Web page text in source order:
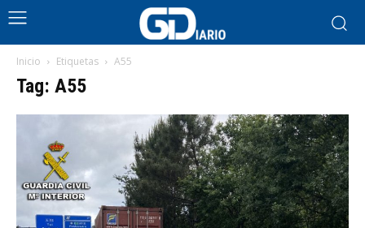
Inicio Etiquetas A55
Tag: A55